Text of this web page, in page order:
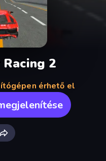
2
érhető el